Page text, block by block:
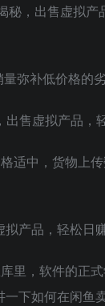
弥补低价格的
适中，货物上
里，软件的正
下如何在闲鱼卖